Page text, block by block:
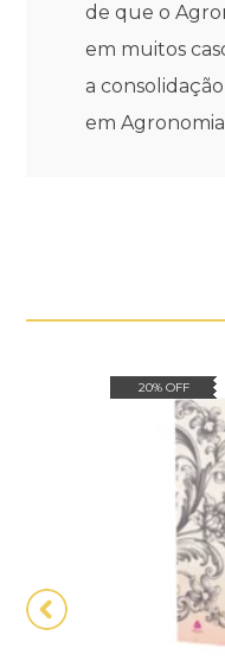
de que o
em muitos
a
em
20% OFF